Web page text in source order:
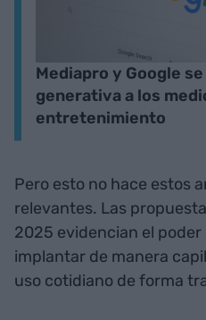
Mediapro y Google
generativa a los
entretenimiento
Pero esto no hace estos
relevantes. Las
2025 evidencian el
implantar de manera
uso cotidiano de forma